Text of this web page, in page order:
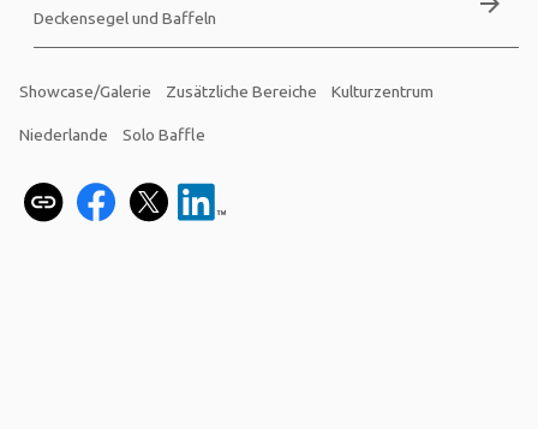
Deckensegel und Baffeln
Showcase/Galerie Zusätzliche Bereiche Kulturzentrum
Niederlande Solo Baffle